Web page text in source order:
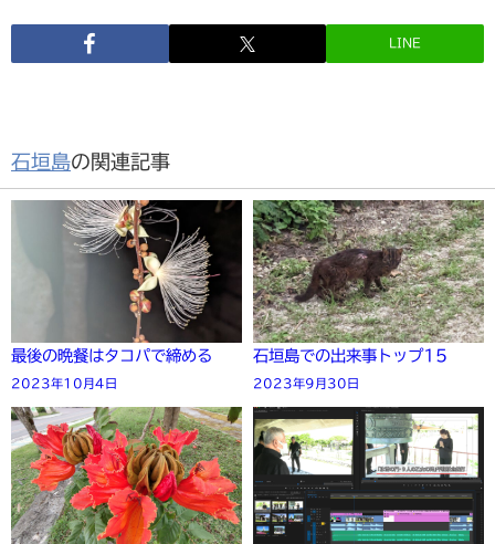
LINE
石垣島の関連記事
最後の晩餐はタコパで締める
2023年10月4日
石垣島での出来事トップ15
2023年9月30日